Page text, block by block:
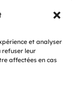
et analyser
refuser leur
affectées en cas